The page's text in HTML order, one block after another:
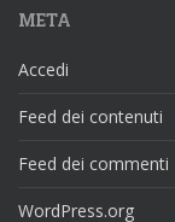
META
Accedi
Feed dei contenuti
Feed dei commenti
WordPress.org